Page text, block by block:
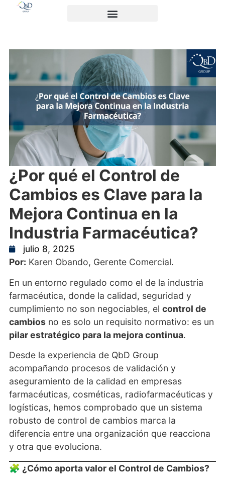
¿Por qué el Control de
Cambios es Clave para la
Mejora Continua en la
Industria Farmacéutica?
julio 8, 2025
Por: Karen Obando, Gerente Comercial.
En un entorno regulado como el de la industria
farmacéutica, donde la calidad, seguridad y
cumplimiento no son negociables, el control de
cambiosno es solo un requisito normativo: es un
pilar estratégico para la mejora continua.
Desde la experiencia de QbD Group
acompañando procesos de validación y
aseguramiento de la calidad en empresas
farmacéuticas, cosméticas, radiofarmacéuticas y
logísticas, hemos comprobado que un sistema
robusto de control de cambios marca la
diferencia entre una organización que reacciona
y otra que evoluciona.
🧩 ¿Cómo aporta valor el Control de Cambios?